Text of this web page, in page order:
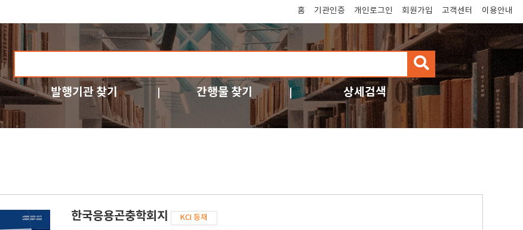
홈 기관인증 개인로그인 회원가입 고객센터 이용안내
검
색
발행기관 찾기 간행물 찾기 상세검색
한국응용곤충학회지 KCI 등재